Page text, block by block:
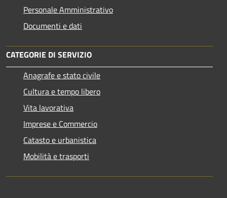
Personale Amministrativo
Documenti e dati
CATEGORIE DI SERVIZIO
Anagrafe e stato civile
Cultura e tempo libero
Vita lavorativa
Imprese e Commercio
Catasto e urbanistica
Mobilità e trasporti